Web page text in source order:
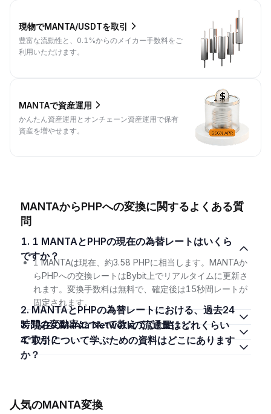
現物でMANTA/USDTを取引
豊富な流動性と、0.1%からのメイカー手数料をご
利用いただけます。
MANTAで資産運用
かんたん資産運用とオンチェーン資産運用で保有
資産を増やせます。
MANTAからPHPへの変換に関するよくある質
問
1. 1 MANTAとPHPの現在の為替レートはいくら
ですか？
1 MANTAは現在、約3.58 PHPに相当します。MANTAか
らPHPへの交換レートはBybit上でリアルタイムに更新さ
れます。変換手数料は無料で、確定後は15秒間レートが
固定されます。
2. MANTAとPHPの為替レートにおける、過去24
時間の変動率について教えてください。
3. 現在のManta Networkの流通量はどれくらい
ですか？
4. 取引について学ぶための資料はどこにあります
か？
人気のMANTA変換